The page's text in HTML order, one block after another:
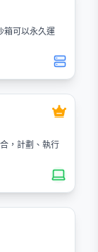
箱可以永久運
，計劃、執行